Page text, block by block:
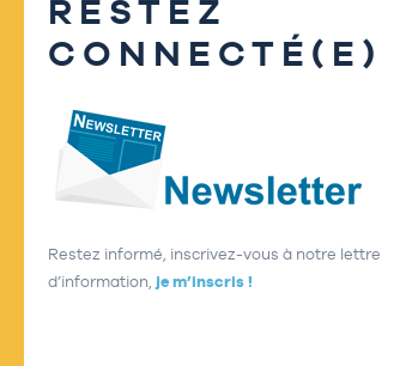
RESTEZ
CONNECTÉ(E)
Restez informé, inscrivez-vous à notre lettre
d’information, je m’inscris !